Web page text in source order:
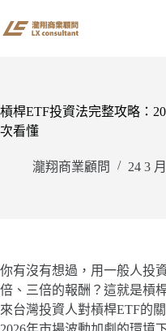
至
容
槓桿ETF投資法完整攻略：
次看懂
瀧翔商業顧問 24 3
你有沒有想過，用一般人投
倍、三倍的報酬？這就是槓
來台灣投資人對槓桿ETF的